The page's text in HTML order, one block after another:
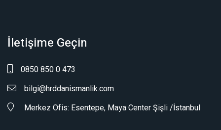
İletişime Geçin
0850 850 0 473
bilgi@hrddanismanlik.com
Merkez Ofis: Esentepe, Maya Center Şişli /İstanbul